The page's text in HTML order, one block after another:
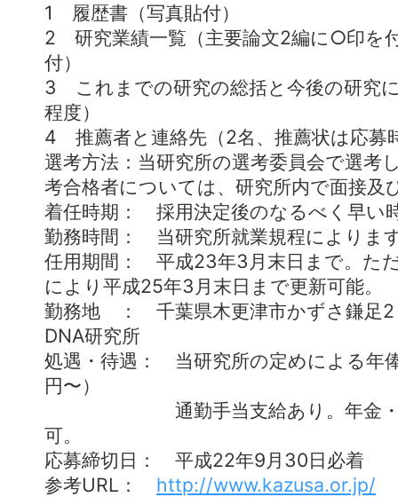
1 履歴書（写真貼付）
2 研究業績一覧（主要論文2編に○印を
付）
3 これまでの研究の総括と今後の研究
程度）
4 推薦者と連絡先（2名、推薦状は応募
選考方法：当研究所の選考委員会で選考
考合格者については、研究所内で面接及
着任時期： 採用決定後のなるべく早い
勤務時間： 当研究所就業規程によりま
任用期間： 平成23年3月末日まで。た
により平成25年3月末日まで更新可能。
勤務地 ： 千葉県木更津市かずさ鎌足
DNA研究所
処遇・待遇： 当研究所の定めによる年
円〜）
通勤手当支給あり。年金・健
可。
応募締切日： 平成22年9月30日必着
参考URL： http://www.kazusa.or.jp/